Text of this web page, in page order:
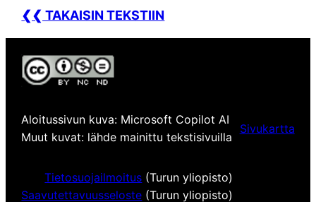
❮❮ TAKAISIN TEKSTIIN
Aloitussivun kuva: Microsoft Copilot AI
Muut kuvat: lähde mainittu tekstisivuilla
Sivukartta
Tietosuojailmoitus (Turun yliopisto)
Saavutettavuusseloste (Turun yliopisto)